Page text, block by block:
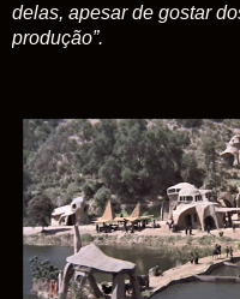
delas, apesar de gostar
produção”.